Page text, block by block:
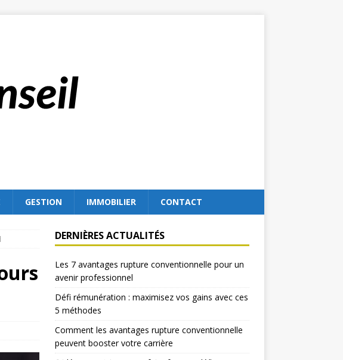
GESTION IMMOBILIER CONTACT
DERNIÈRES ACTUALITÉS
Les 7 avantages rupture conventionnelle pour un
avenir professionnel
Défi rémunération : maximisez vos gains avec ces
5 méthodes
Comment les avantages rupture conventionnelle
peuvent booster votre carrière